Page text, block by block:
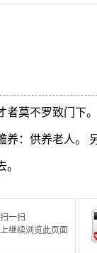
者莫不罗致门下。
养：供养老人。
一扫
继续浏览此页面